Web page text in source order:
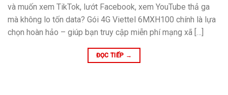
và muốn xem TikTok, lướt Facebook, xem YouTube thả ga
mà không lo tốn data? Gói 4G Viettel 6MXH100 chính là lựa
chọn hoàn hảo – giúp bạn truy cập miễn phí mạng xã […]
ĐỌC TIẾP →